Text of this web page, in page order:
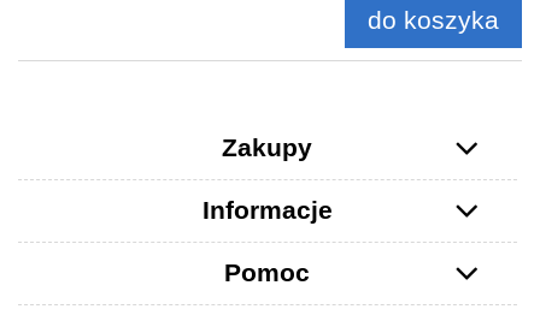
do koszyka
Zakupy
Informacje
Pomoc